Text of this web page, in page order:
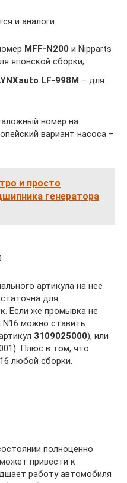
и аналоги:
MFF-N200 и Nipparts
японской сборки;
LF-998M – для
номер на
вариант насоса –
и просто
генератора
артикула на нее
для
Если же промывка не
N16 можно ставить
3109025000), или
Плюс в том, что
любой сборки.
полноценно
привести к
работу автомобиля